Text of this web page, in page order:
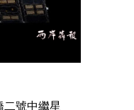
二號中繼星